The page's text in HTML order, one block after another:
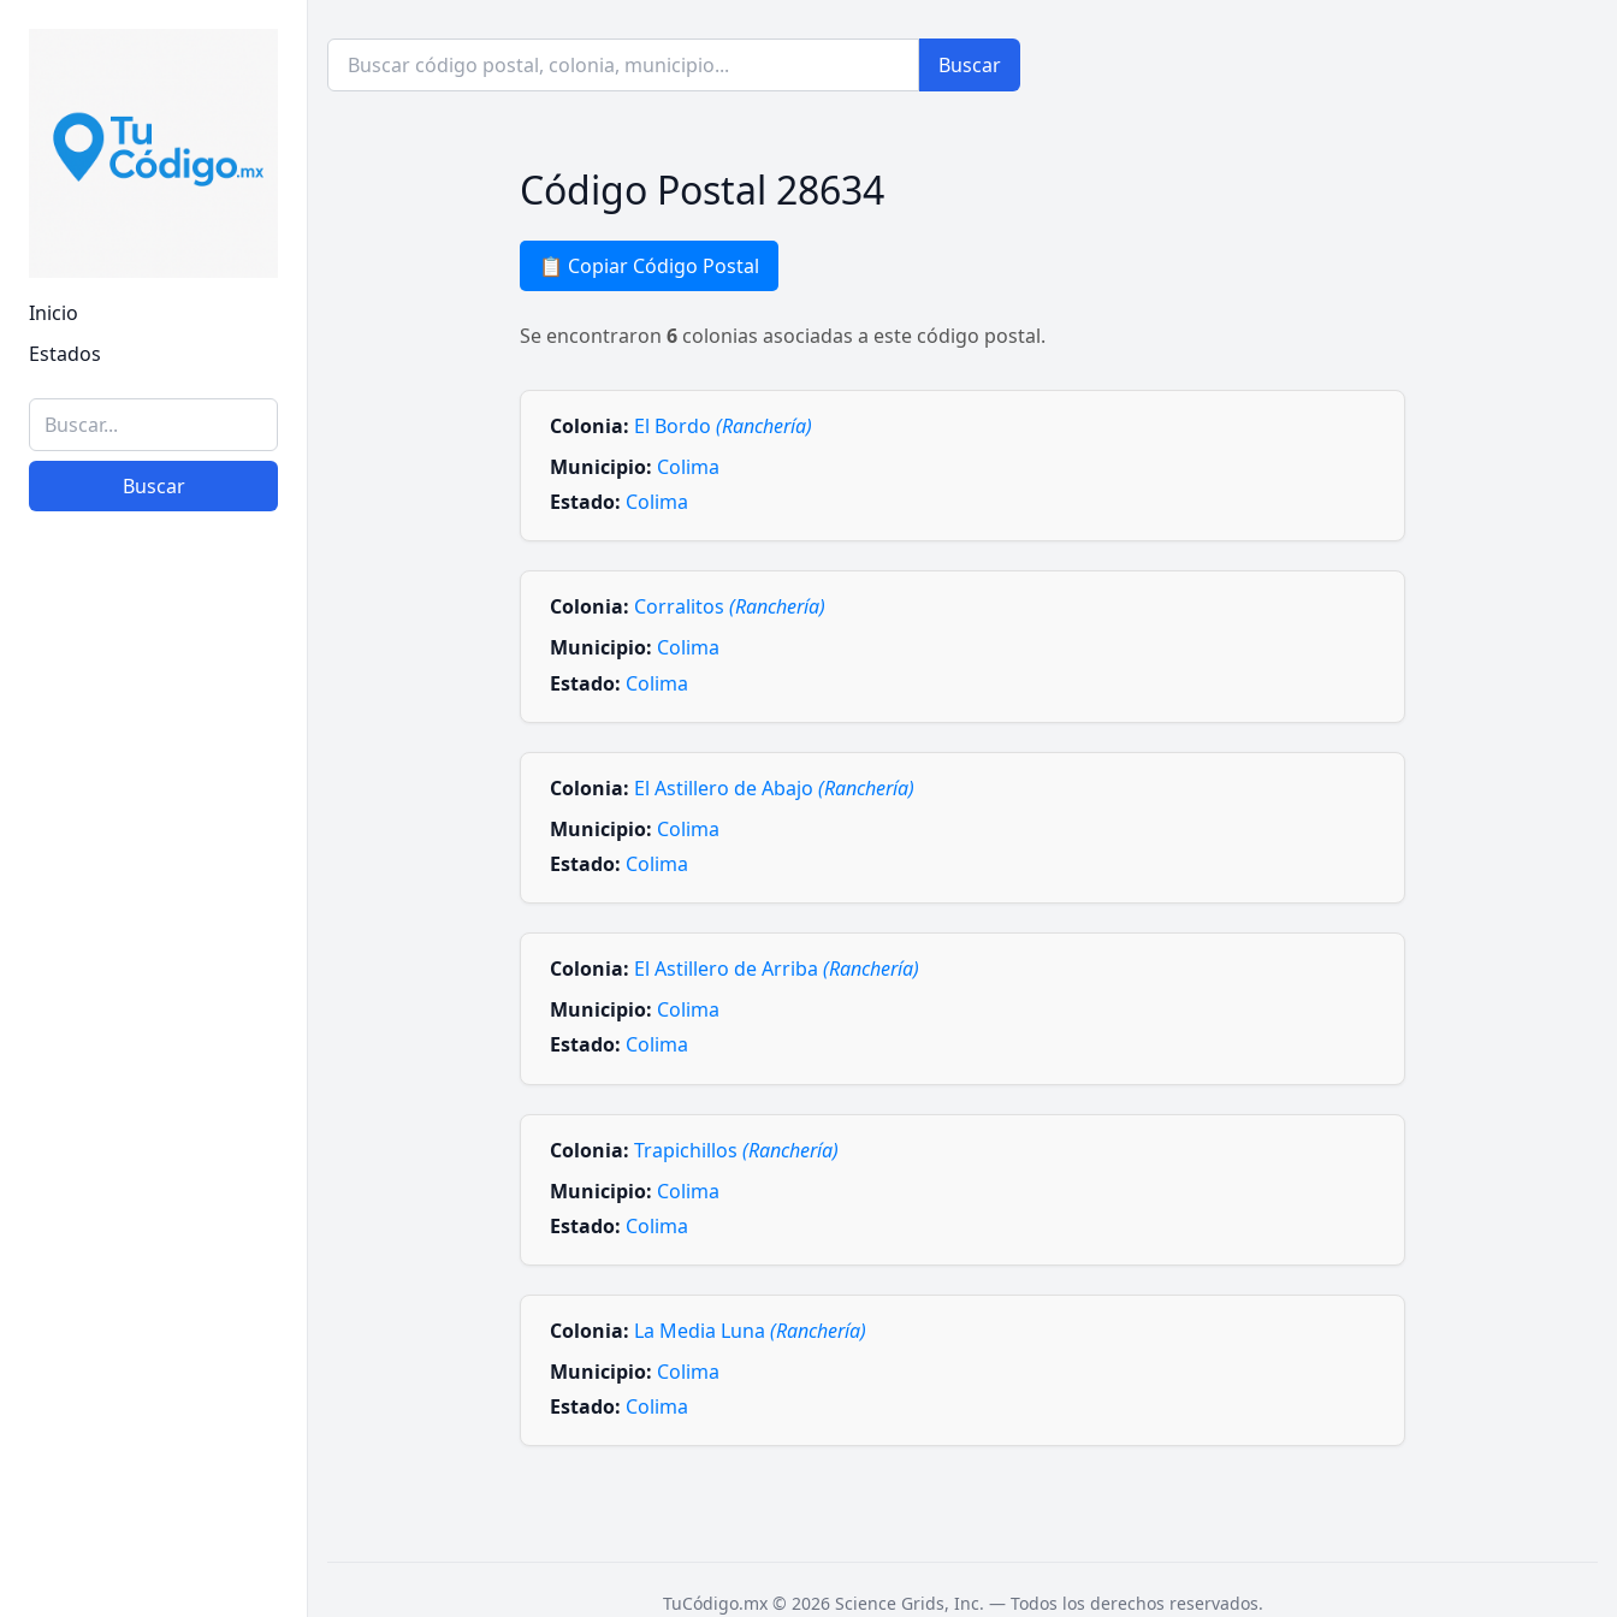
Inicio
Estados
Buscar
Buscar
Código Postal 28634
📋 Copiar Código Postal
Se encontraron 6 colonias asociadas a este código postal.
Colonia: El Bordo (Ranchería)
Municipio: Colima
Estado: Colima
Colonia: Corralitos (Ranchería)
Municipio: Colima
Estado: Colima
Colonia: El Astillero de Abajo (Ranchería)
Municipio: Colima
Estado: Colima
Colonia: El Astillero de Arriba (Ranchería)
Municipio: Colima
Estado: Colima
Colonia: Trapichillos (Ranchería)
Municipio: Colima
Estado: Colima
Colonia: La Media Luna (Ranchería)
Municipio: Colima
Estado: Colima
TuCódigo.mx © 2026 Science Grids, Inc. — Todos los derechos reservados.